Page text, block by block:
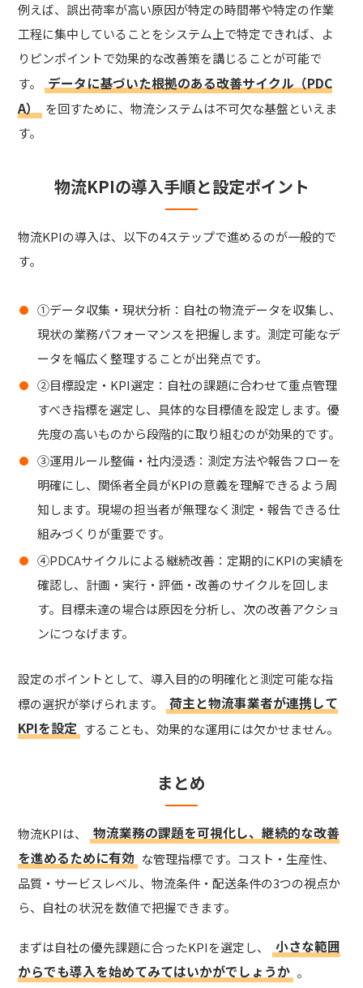
例えば、誤出荷率が高い原因が特定の時間帯や特定の作業
工程に集中していることをシステム上で特定できれば、よ
りピンポイントで効果的な改善策を講じることが可能で
す。
データに基づいた根拠のある改善サイクル（PDC
A） を回すために、物流システムは不可欠な基盤といえま
す。
物流KPIの導入手順と設定ポイント
物流KPIの導入は、以下の4ステップで進めるのが一般的で
す。
①データ収集・現状分析：自社の物流データを収集し、
現状の業務パフォーマンスを把握します。 測定可能なデ
ータを幅広く整理することが出発点です。
②目標設定・KPI選定：自社の課題に合わせて重点管理
すべき指標を選定し、具体的な目標値を設定します。優
先度の高いものから段階的に取り組むのが効果的です。
③運用ルール整備・社内浸透：測定方法や報告フローを
明確にし、関係者全員がKPIの意義を理解できるよう周
知します。現場の担当者が無理なく測定・報告できる仕
組みづくりが重要です。
④PDCAサイクルによる継続改善：定期的にKPIの実績を
確認し、 計画・実行・評価・改善のサイクルを回しま
す。目標未達の場合は原因を分析し、次の改善アクショ
ンにつなげます。
設定のポイントとして、導入目的の明確化と測定可能な指
標の選択が挙げられます。
荷主と物流事業者が連携して
KPIを設定 することも、効果的な運用には欠かせません。
まとめ
物流KPIは、
物流業務の課題を可視化し、継続的な改善
を進めるために有効 な管理指標です。コスト・生産性、
品質・サービスレベル、物流条件・配送条件の3つの視点か
ら、自社の状況を数値で把握できます。
まずは自社の優先課題に合ったKPIを選定し、
小さな範囲
からでも導入を始めてみてはいかがでしょうか 。